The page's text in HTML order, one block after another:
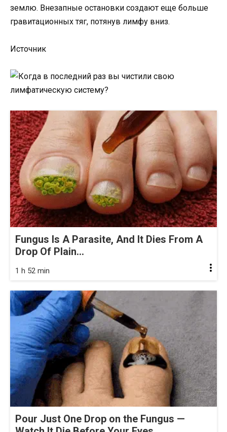
землю. Внезапные остановки создают еще больше
гравитационных тяг, потянув лимфу вниз.
Источник
Fungus Is A Parasite, And It Dies From A
Drop Of Plain...
1 h 52 min
Pour Just One Drop on the Fungus —